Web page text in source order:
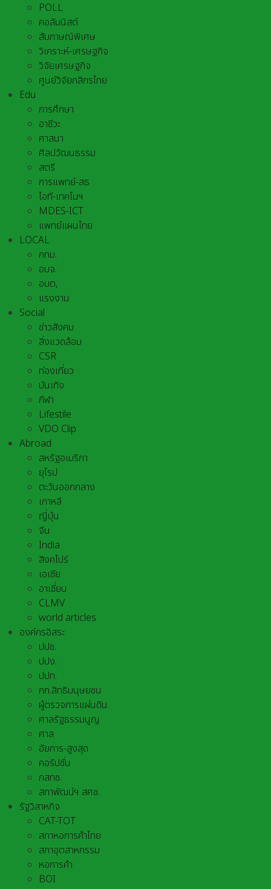
POLL
คอลัมนิสต์
สัมภาษณ์พิเศษ
วิเคราะห์-เศรษฐกิจ
วิจัยเศรษฐกิจ
ศูนย์วิจัยกสิกรไทย
Edu
การศึกษา
อาชีวะ
ศาสนา
ศิลปวัฒนธรรม
สตรี
การแพทย์-สธ
ไอที-เทคโนฯ
MDES-ICT
แพทย์แผนไทย
LOCAL
กทม.
อบจ.
อบต,
แรงงาน
Social
ข่าวสังคม
สิ่งแวดล้อม
CSR
ท่องเที่ยว
บันเทิง
กีฬา
Lifestile
VDO Clip
Abroad
สหรัฐอเมริกา
ยุโรป
ตะวันออกกลาง
เกาหลี
ญี่ปุ่น
จีน
India
สิงคโปร์
เอเชีย
อาเชี่ยน
CLMV
world articles
องค์กรอิสระ
ปปช.
ปปง.
ปปท.
กก.สิทธิมนุษยชน
ผู้ตรวจการแผ่นดิน
ศาลรัฐธรรมนูญ
ศาล
อัยการ-สูงสุด
คอรัปชั่น
กสทช.
สภาพัฒน์ฯ สศช.
รัฐวิสาหกิจ
CAT-TOT
สภาหอการค้าไทย
สภาอุตสาหกรรม
หอการค้า
BOI